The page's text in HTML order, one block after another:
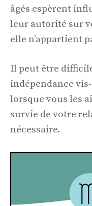
âgés espèrent
leur autorité sur
elle n’appartient
Il peut être
indépendance
lorsque vous les
survie de votre
nécessaire.